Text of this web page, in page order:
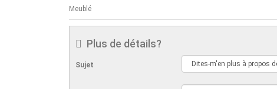
Meublé
Plus de détails?
Sujet